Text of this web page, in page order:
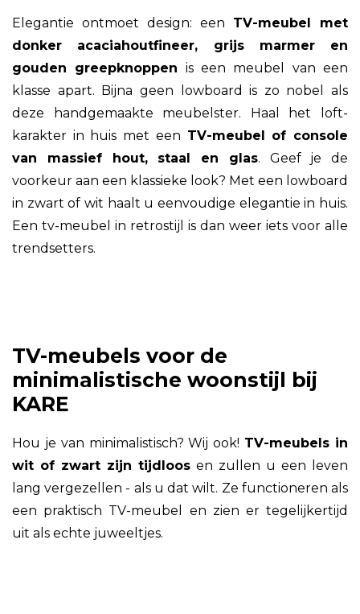
Elegantie ontmoet design: een TV-meubel met
donker acaciahoutfineer, grijs marmer en
gouden greepknoppen is een meubel van een
klasse apart. Bijna geen lowboard is zo nobel als
deze handgemaakte meubelster. Haal het loft-
karakter in huis met een TV-meubel of console
van massief hout, staal en glas. Geef je de
voorkeur aan een klassieke look? Met een lowboard
in zwart of wit haalt u eenvoudige elegantie in huis.
Een tv-meubel in retrostijl is dan weer iets voor alle
trendsetters.
TV-meubels voor de
minimalistische woonstijl bij
KARE
Hou je van minimalistisch? Wij ook! TV-meubels in
wit of zwart zijn tijdloos en zullen u een leven
lang vergezellen - als u dat wilt. Ze functioneren als
een praktisch TV-meubel en zien er tegelijkertijd
uit als echte juweeltjes.